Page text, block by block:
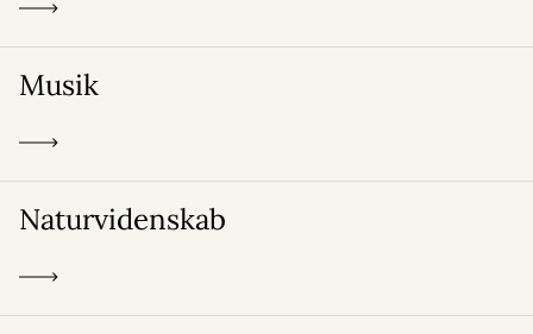
Musik
Naturvidenskab